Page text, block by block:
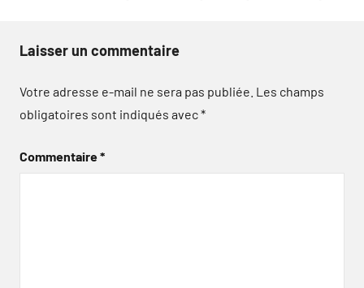
Laisser un commentaire
Votre adresse e-mail ne sera pas publiée. Les champs
obligatoires sont indiqués avec*
Commentaire*